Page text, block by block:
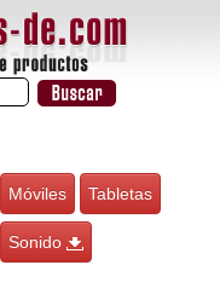
Móviles Tabletas
Sonido